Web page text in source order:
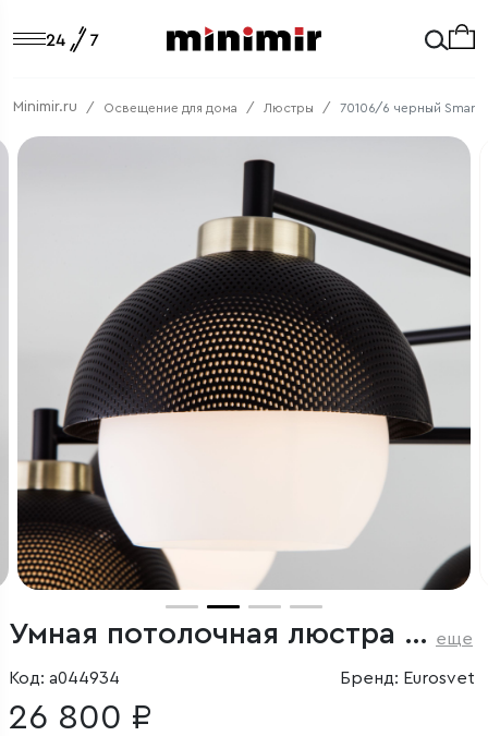
Minimir.ru Освещение для дома Люстры 70106/6 черный Smart
Умная потолочная люстра в стиле лофт еще
Код: a044934 Бренд: Eurosvet
26 800 ₽